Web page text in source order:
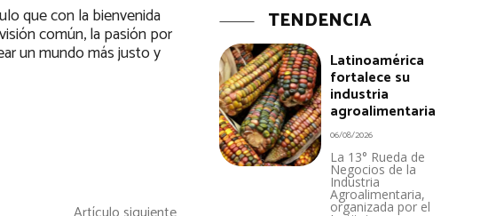
que con la bienvenida
común, la pasión por
un mundo más justo y
TENDENCIA
Latinoamérica
fortalece su
industria
agroalimentaria
06/08/2026
La 13° Rueda de
Negocios de la
Industria
Agroalimentaria,
organizada por el